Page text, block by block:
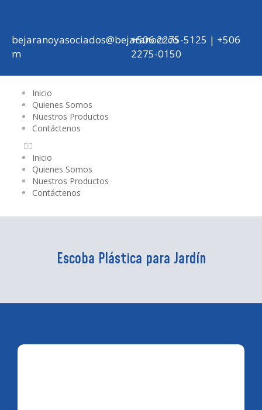
bejaranoyasociados@bejaranocr.co
m
+506 2275-5125 | +506
2275-0150
Inicio
Quienes Somos
Nuestros Productos
Contáctenos
Inicio
Quienes Somos
Nuestros Productos
Contáctenos
Escoba Plástica para Jardín